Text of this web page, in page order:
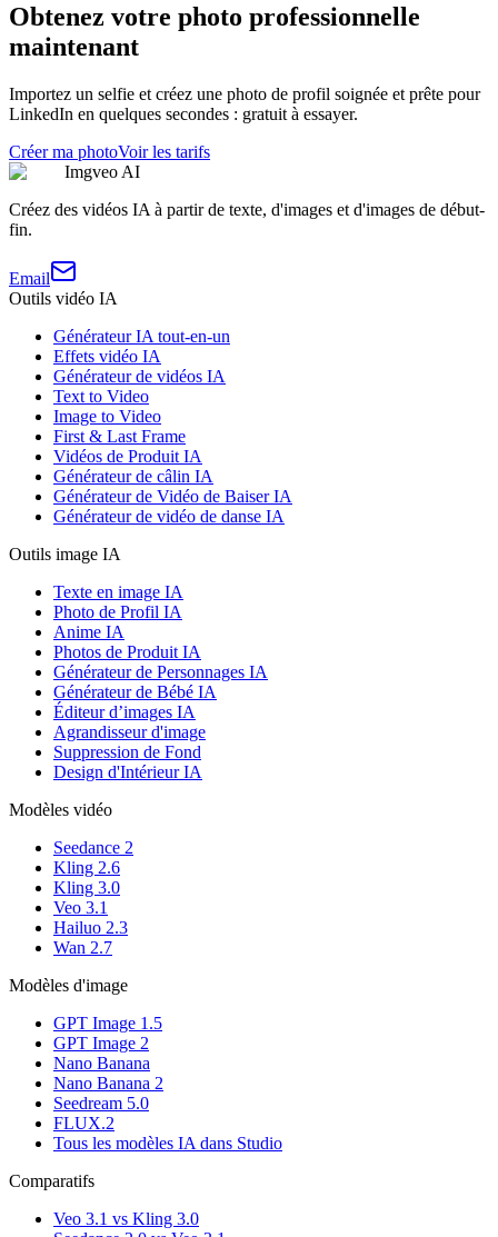
Obtenez votre photo professionnelle
maintenant
Importez un selfie et créez une photo de profil soignée et prête pour
LinkedIn en quelques secondes : gratuit à essayer.
Créer ma photoVoir les tarifs
Imgveo AI
Créez des vidéos IA à partir de texte, d'images et d'images de début-
fin.
Email
Outils vidéo IA
Générateur IA tout-en-un
Effets vidéo IA
Générateur de vidéos IA
Text to Video
Image to Video
First & Last Frame
Vidéos de Produit IA
Générateur de câlin IA
Générateur de Vidéo de Baiser IA
Générateur de vidéo de danse IA
Outils image IA
Texte en image IA
Photo de Profil IA
Anime IA
Photos de Produit IA
Générateur de Personnages IA
Générateur de Bébé IA
Éditeur d’images IA
Agrandisseur d'image
Suppression de Fond
Design d'Intérieur IA
Modèles vidéo
Seedance 2
Kling 2.6
Kling 3.0
Veo 3.1
Hailuo 2.3
Wan 2.7
Modèles d'image
GPT Image 1.5
GPT Image 2
Nano Banana
Nano Banana 2
Seedream 5.0
FLUX.2
Tous les modèles IA dans Studio
Comparatifs
Veo 3.1 vs Kling 3.0